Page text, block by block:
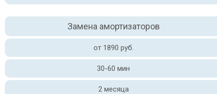
Замена амортизаторов
от 1890 руб.
30-60 мин
2 месяца